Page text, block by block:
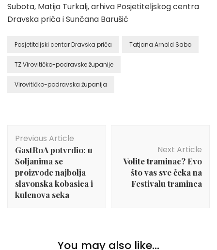
Subota, Matija Turkalj, arhiva Posjetiteljskog centra
Dravska priča i Sunčana Barušić
Posjetiteljski centar Dravska priča Tatjana Arnold Sabo
TZ Virovitičko-podravske županije
Virovitičko-podravska županija
Navigation
Previous Article
GastRoA potvrdio: u
Soljanima se
proizvode najbolja
slavonska kobasica i
kulenova seka
Next Article
Volite traminac? Evo
što vas sve čeka na
Festivalu traminca
You may also like...